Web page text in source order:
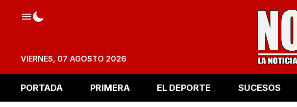
VIERNES, 07 AGOSTO 2026
PORTADA PRIMERA EL DEPORTE SUCESOS